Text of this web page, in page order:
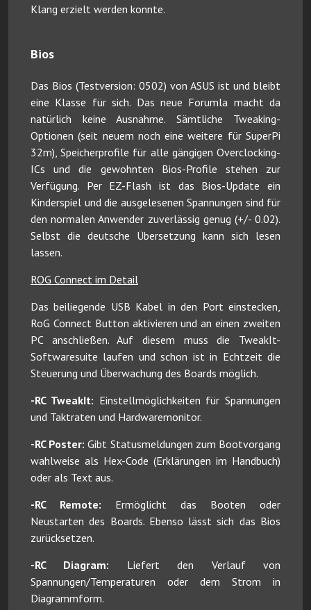
Klang erzielt werden konnte.
Bios
Das Bios (Testversion: 0502) von ASUS ist und bleibt
eine Klasse für sich. Das neue Forumla macht da
natürlich keine Ausnahme. Sämtliche Tweaking-
Optionen (seit neuem noch eine weitere für SuperPi
32m), Speicherprofile für alle gängigen Overclocking-
ICs und die gewohnten Bios-Profile stehen zur
Verfügung. Per EZ-Flash ist das Bios-Update ein
Kinderspiel und die ausgelesenen Spannungen sind für
den normalen Anwender zuverlässig genug (+/- 0.02).
Selbst die deutsche Übersetzung kann sich lesen
lassen.
ROG Connect im Detail
Das beiliegende USB Kabel in den Port einstecken,
RoG Connect Button aktivieren und an einen zweiten
PC anschließen. Auf diesem muss die TweakIt-
Softwaresuite laufen und schon ist in Echtzeit die
Steuerung und Überwachung des Boards möglich.
-RC TweakIt: Einstellmöglichkeiten für Spannungen
und Taktraten und Hardwaremonitor.
-RC Poster: Gibt Statusmeldungen zum Bootvorgang
wahlweise als Hex-Code (Erklärungen im Handbuch)
oder als Text aus.
-RC Remote: Ermöglicht das Booten oder
Neustarten des Boards. Ebenso lässt sich das Bios
zurücksetzen.
-RC Diagram: Liefert den Verlauf von
Spannungen/Temperaturen oder dem Strom in
Diagrammform.